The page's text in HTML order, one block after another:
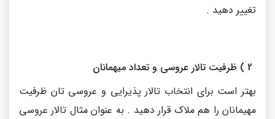
تغییر دهید .
2 ) ظرفیت تالار عروسی و تعداد میهمانان
بهتر است برای انتخاب تالار پذیرایی و عروسی تان ظرفیت
مهیمانان را هم ملاک قرار دهید . به عنوان مثال تالار عروسی